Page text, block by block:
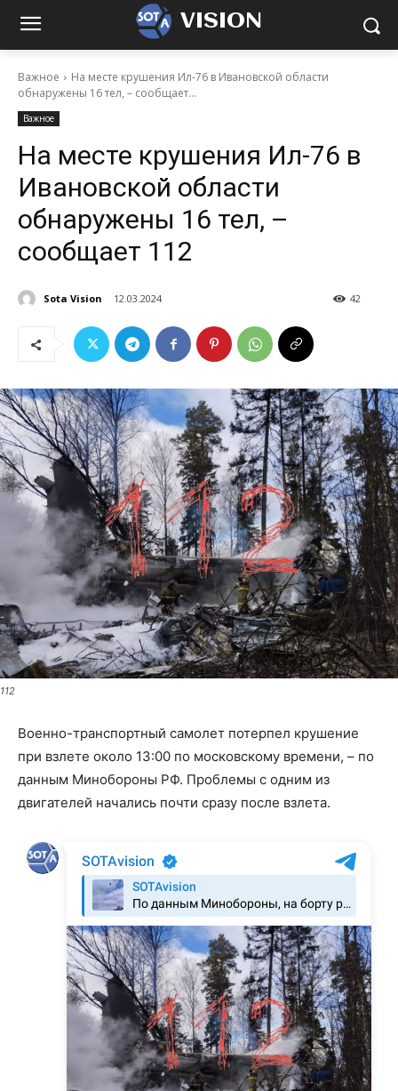
VISION
Важное
На месте крушения Ил-76 в Ивановской области
обнаружены 16 тел, – сообщает...
Важное
На месте крушения Ил-76 в
Ивановской области
обнаружены 16 тел, –
сообщает 112
Sota Vision 12.03.2024 42
112
Военно-транспортный самолет потерпел крушение
при взлете около 13:00 по московскому времени, – по
данным Минобороны РФ. Проблемы с одним из
двигателей начались почти сразу после взлета.